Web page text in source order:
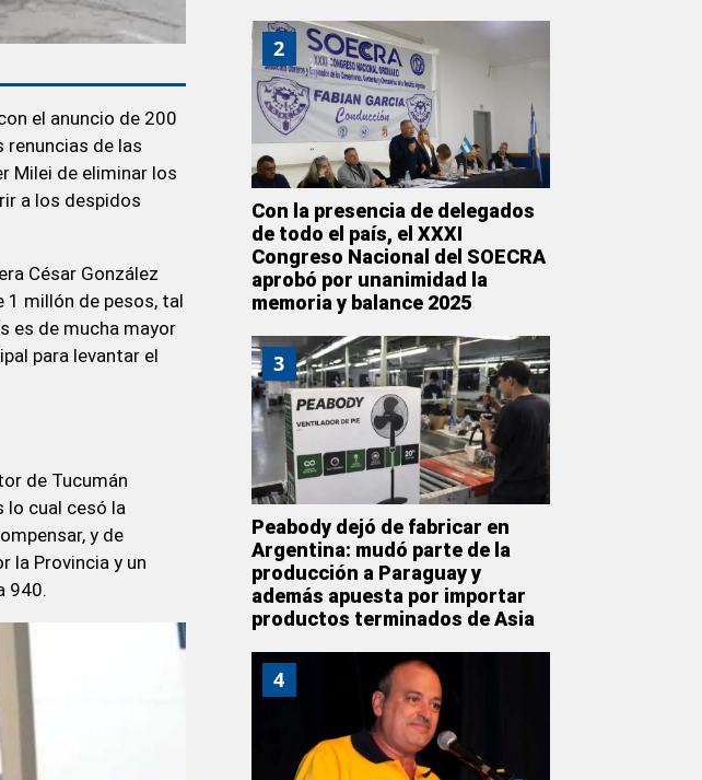
el anuncio de 200
renuncias de las
Milei de eliminar los
a los despidos
César González
1 millón de pesos, tal
es de mucha mayor
para levantar el
de Tucumán
lo cual cesó la
y de
la Provincia y un
940.
2
Con la presencia de delegados
de todo el país, el XXXI
Congreso Nacional del SOECRA
aprobó por unanimidad la
memoria y balance 2025
3
Peabody dejó de fabricar en
Argentina: mudó parte de la
producción a Paraguay y
además apuesta por importar
productos terminados de Asia
4